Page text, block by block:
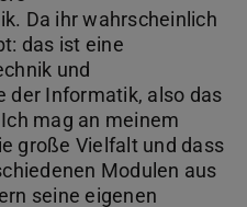
Da ihr wahrscheinlich
das ist eine
und
der Informatik, also das
mag an meinem
große Vielfalt und dass
Modulen aus
seine eigenen